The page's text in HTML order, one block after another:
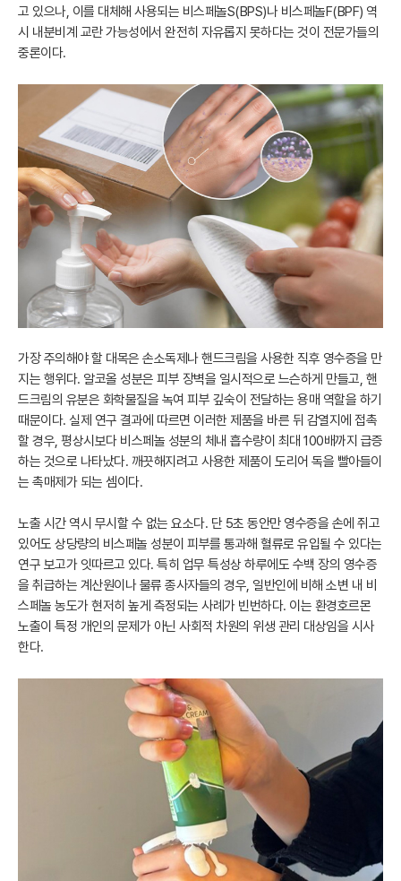
고 있으나, 이를 대체해 사용되는 비스페놀S(BPS)나 비스페놀F(BPF) 역
시 내분비계 교란 가능성에서 완전히 자유롭지 못하다는 것이 전문가들의
중론이다.
가장 주의해야 할 대목은 손소독제나 핸드크림을 사용한 직후 영수증을 만
지는 행위다. 알코올 성분은 피부 장벽을 일시적으로 느슨하게 만들고, 핸
드크림의 유분은 화학물질을 녹여 피부 깊숙이 전달하는 용매 역할을 하기
때문이다. 실제 연구 결과에 따르면 이러한 제품을 바른 뒤 감열지에 접촉
할 경우, 평상시보다 비스페놀 성분의 체내 흡수량이 최대 100배까지 급증
하는 것으로 나타났다. 깨끗해지려고 사용한 제품이 도리어 독을 빨아들이
는 촉매제가 되는 셈이다.
노출 시간 역시 무시할 수 없는 요소다. 단 5초 동안만 영수증을 손에 쥐고
있어도 상당량의 비스페놀 성분이 피부를 통과해 혈류로 유입될 수 있다는
연구 보고가 잇따르고 있다. 특히 업무 특성상 하루에도 수백 장의 영수증
을 취급하는 계산원이나 물류 종사자들의 경우, 일반인에 비해 소변 내 비
스페놀 농도가 현저히 높게 측정되는 사례가 빈번하다. 이는 환경호르몬
노출이 특정 개인의 문제가 아닌 사회적 차원의 위생 관리 대상임을 시사
한다.